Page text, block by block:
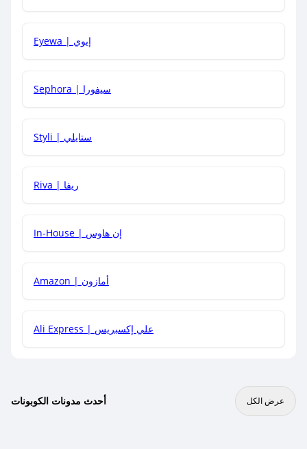
هل يمكنني جمع كود خصم مع العروض الأخرى؟
Eyewa | إيوي
Sephora | سيفورا
Styli | ستايلي
Riva | ريفا
In-House | إن هاوس
Amazon | أمازون
Ali Express | علي إكسبريس
أحدث مدونات الكوبونات عرض الكل